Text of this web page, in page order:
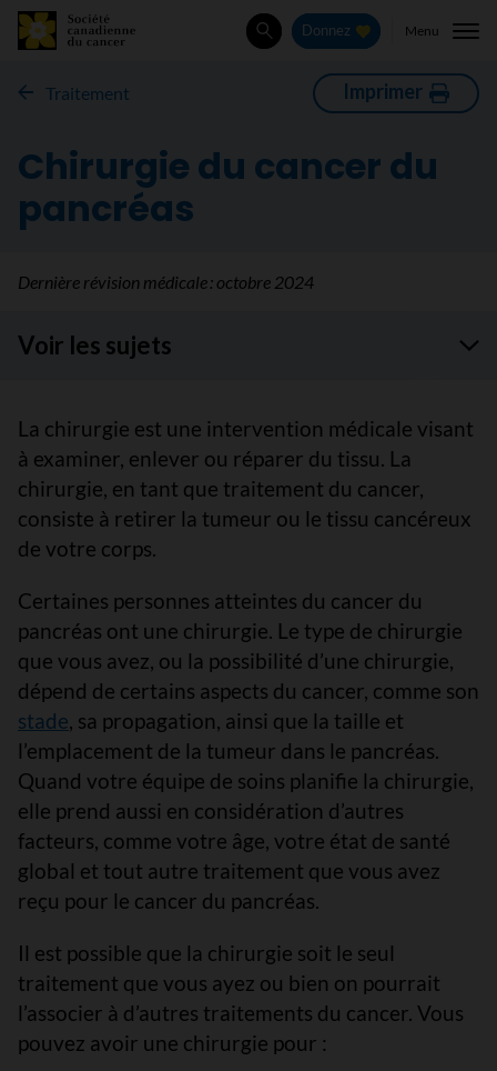
Rechercher
Donnez Menu
Traitement Imprimer
Chirurgie du cancer du
pancréas
Dernière révision médicale : octobre 2024
Voir les sujets
La chirurgie est une intervention médicale visant
à examiner, enlever ou réparer du tissu. La
chirurgie, en tant que traitement du cancer,
consiste à retirer la tumeur ou le tissu cancéreux
de votre corps.
Certaines personnes atteintes du cancer du
pancréas ont une chirurgie. Le type de chirurgie
que vous avez, ou la possibilité d’une chirurgie,
dépend de certains aspects du cancer, comme son
stade, sa propagation, ainsi que la taille et
l’emplacement de la tumeur dans le pancréas.
Quand votre équipe de soins planifie la chirurgie,
elle prend aussi en considération d’autres
facteurs, comme votre âge, votre état de santé
global et tout autre traitement que vous avez
reçu pour le cancer du pancréas.
Il est possible que la chirurgie soit le seul
traitement que vous ayez ou bien on pourrait
l’associer à d’autres traitements du cancer. Vous
pouvez avoir une chirurgie pour :